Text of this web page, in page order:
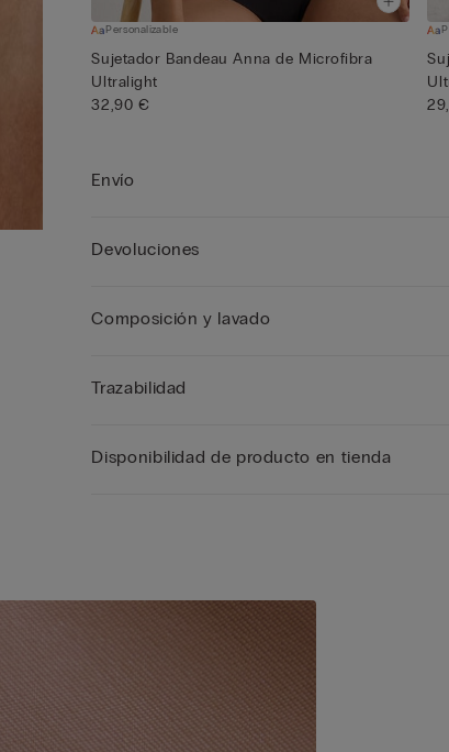
Personalizable
Sujetador Bandeau Anna de Microfibra
Ultralight
32,90 €
Envío
Devoluciones
Composición y lavado
Trazabilidad
Disponibilidad de producto en tienda